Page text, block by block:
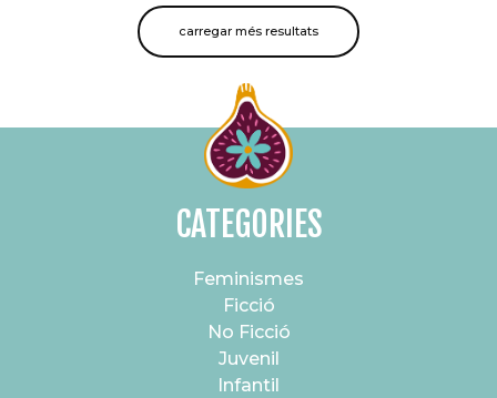
carregar més resultats
CATEGORIES
Feminismes
Ficció
No Ficció
Juvenil
Infantil